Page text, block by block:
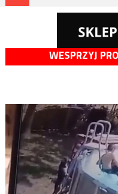
WESPRZYJ